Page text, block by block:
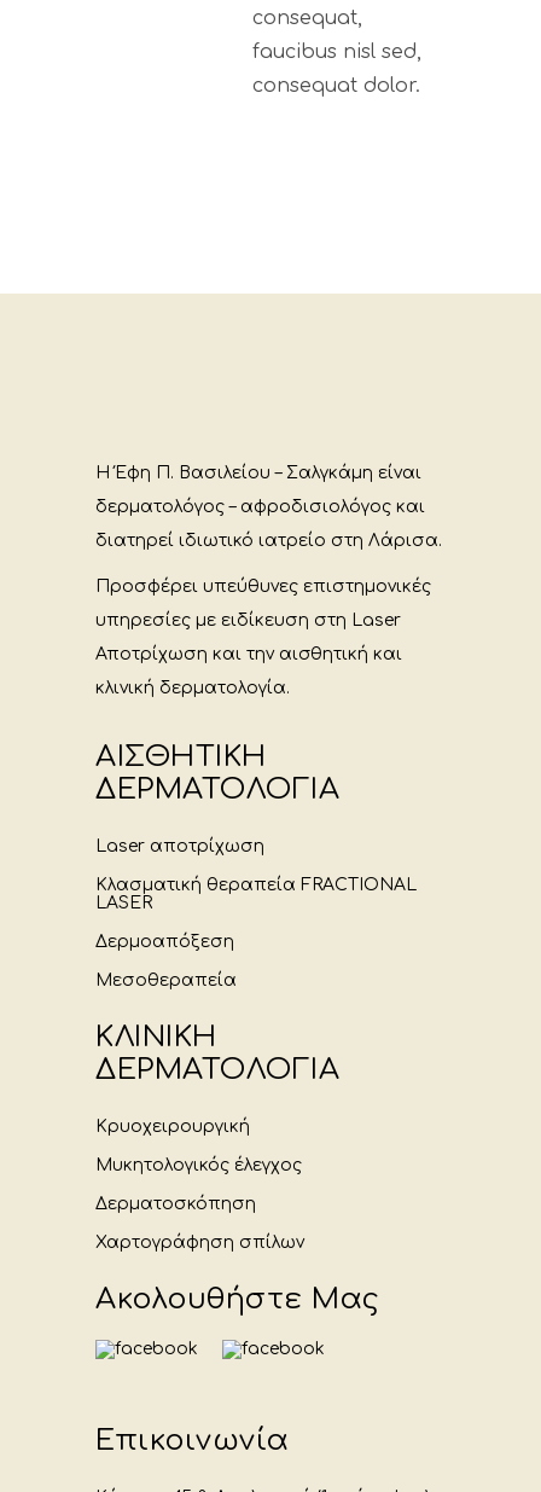
consequat,
faucibus nisl sed,
consequat dolor.
Η Έφη Π. Βασιλείου – Σαλγκάμη είναι
δερματολόγος – αφροδισιολόγος και
διατηρεί ιδιωτικό ιατρείο στη Λάρισα.
Προσφέρει υπεύθυνες επιστημονικές
υπηρεσίες με ειδίκευση στη Laser
Αποτρίχωση και την αισθητική και
κλινική δερματολογία.
ΑΙΣΘΗΤΙΚΗ
ΔΕΡΜΑΤΟΛΟΓΙΑ
Laser αποτρίχωση
Κλασματική θεραπεία FRACTIONAL
LASER
Δερμοαπόξεση
Μεσοθεραπεία
ΚΛΙΝΙΚΗ
ΔΕΡΜΑΤΟΛΟΓΙΑ
Κρυοχειρουργική
Μυκητολογικός έλεγχος
Δερματοσκόπηση
Χαρτογράφηση σπίλων
Ακολουθήστε Μας
Επικοινωνία